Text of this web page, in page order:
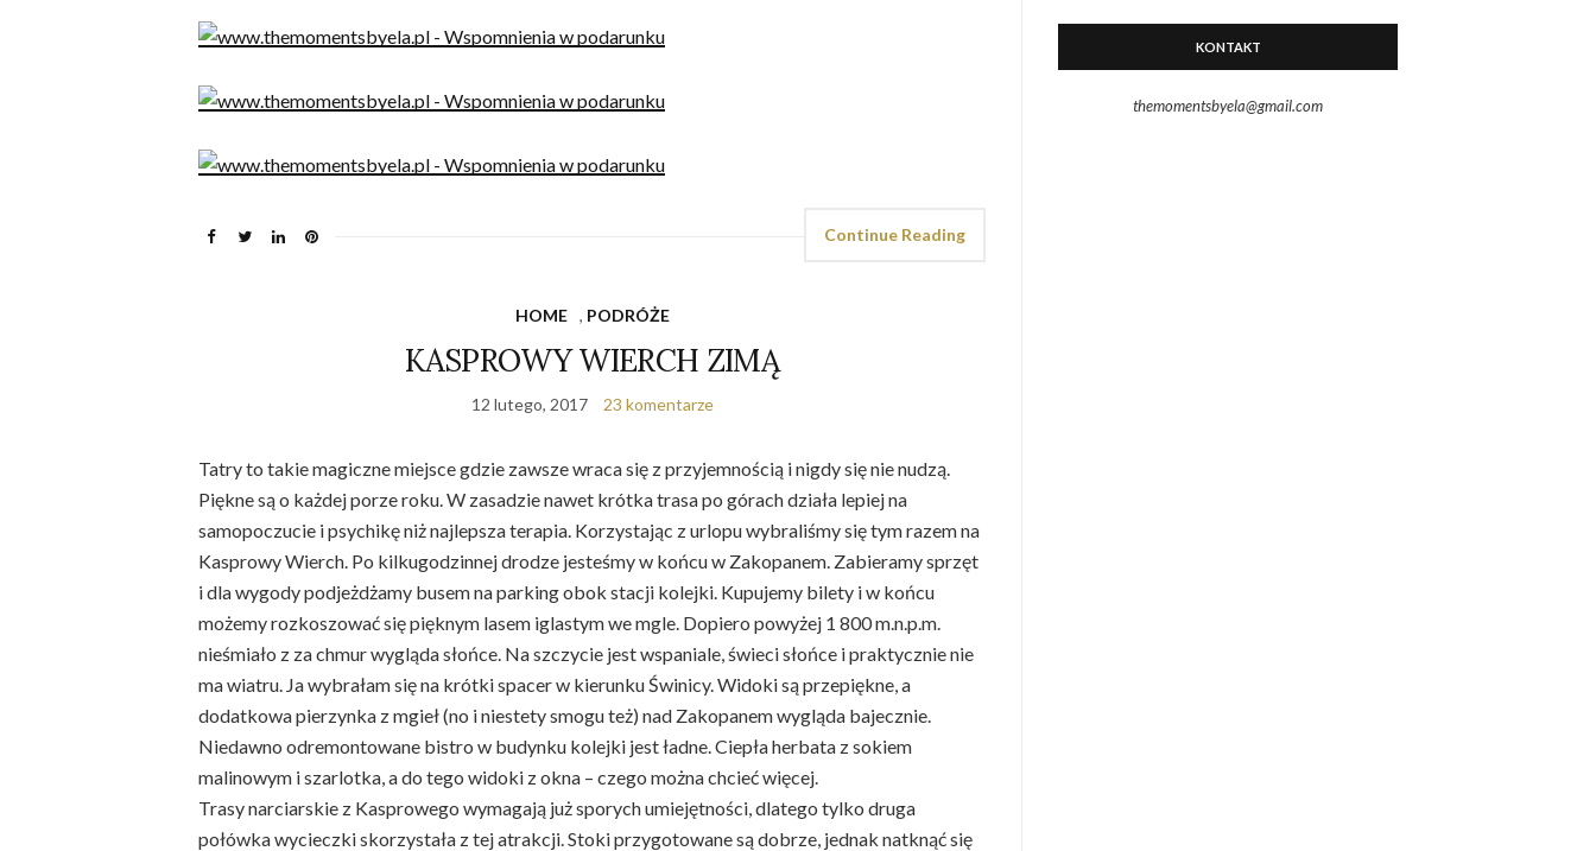
Continue Reading
HOME , PODRÓŻE
KASPROWY WIERCH ZIMĄ
12 lutego, 2017 23 komentarze
Tatry to takie magiczne miejsce gdzie zawsze wraca się z przyjemnością i nigdy się nie nudzą.
Piękne są o każdej porze roku. W zasadzie nawet krótka trasa po górach działa lepiej na
samopoczucie i psychikę niż najlepsza terapia. Korzystając z urlopu wybraliśmy się tym razem na
Kasprowy Wierch. Po kilkugodzinnej drodze jesteśmy w końcu w Zakopanem. Zabieramy sprzęt
i dla wygody podjeżdżamy busem na parking obok stacji kolejki. Kupujemy bilety i w końcu
możemy rozkoszować się pięknym lasem iglastym we mgle. Dopiero powyżej 1 800 m.n.p.m.
nieśmiało z za chmur wygląda słońce. Na szczycie jest wspaniale, świeci słońce i praktycznie nie
ma wiatru. Ja wybrałam się na krótki spacer w kierunku Świnicy. Widoki są przepiękne, a
dodatkowa pierzynka z mgieł (no i niestety smogu też) nad Zakopanem wygląda bajecznie.
Niedawno odremontowane bistro w budynku kolejki jest ładne. Ciepła herbata z sokiem
malinowym i szarlotka, a do tego widoki z okna – czego można chcieć więcej.
Trasy narciarskie z Kasprowego wymagają już sporych umiejętności, dlatego tylko druga
połówka wycieczki skorzystała z tej atrakcji. Stoki przygotowane są dobrze, jednak natknąć się
KONTAKT
themomentsbyela@gmail.com